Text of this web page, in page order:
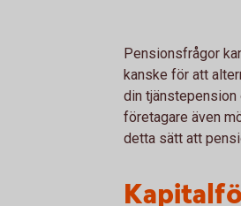
Pensionsfrågor
kanske för att
din tjänstepension
företagare även
detta sätt att